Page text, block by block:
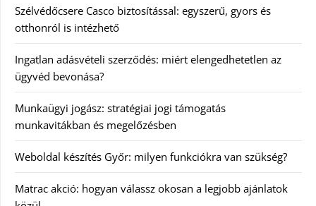
Szélvédőcsere Casco biztosítással: egyszerű, gyors és
otthonról is intézhető
Ingatlan adásvételi szerződés: miért elengedhetetlen az
ügyvéd bevonása?
Munkaügyi jogász: stratégiai jogi támogatás
munkavitákban és megelőzésben
Weboldal készítés Győr: milyen funkciókra van szükség?
Matrac akció: hogyan válassz okosan a legjobb ajánlatok